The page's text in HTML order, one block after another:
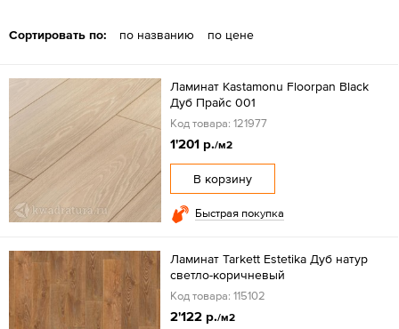
Сортировать по: по названию по цене
Ламинат Kastamonu Floorpan Black
Дуб Прайс 001
Код товара: 121977
1'201 р./м2
В корзину
Быстрая покупка
Ламинат Tarkett Estetika Дуб натур
светло-коричневый
Код товара: 115102
2'122 р./м2